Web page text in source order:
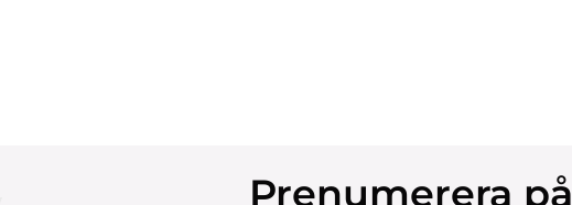
Prenumerera på